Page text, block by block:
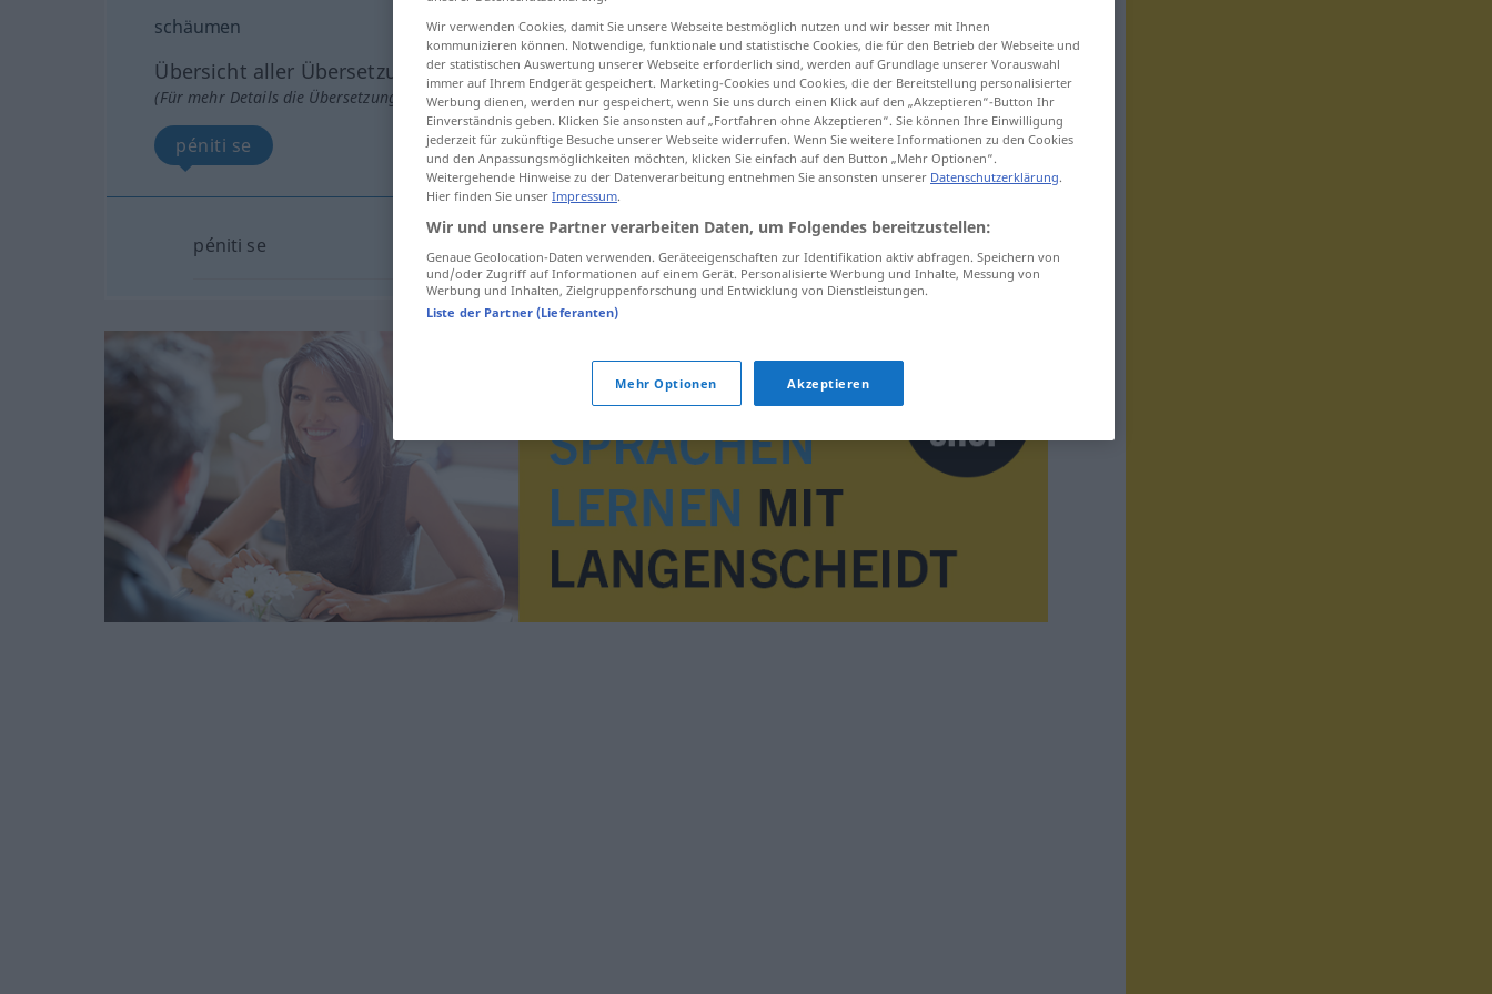
schäumen
Übersicht aller Übersetzungen
(Für mehr Details die Übersetzung anklicken/antippen)
péniti se
péniti se
Wir verwenden Cookies, damit Sie unsere Webseite bestmöglich nutzen und wir besser mit Ihnen
kommunizieren können. Notwendige, funktionale und statistische Cookies, die für den Betrieb der Webseite und
der statistischen Auswertung unserer Webseite erforderlich sind, werden auf Grundlage unserer Vorauswahl
immer auf Ihrem Endgerät gespeichert. Marketing-Cookies und Cookies, die der Bereitstellung personalisierter
Werbung dienen, werden nur gespeichert, wenn Sie uns durch einen Klick auf den „Akzeptieren“-Button Ihr
Einverständnis geben. Klicken Sie ansonsten auf „Fortfahren ohne Akzeptieren“. Sie können Ihre Einwilligung
jederzeit für zukünftige Besuche unserer Webseite widerrufen. Wenn Sie weitere Informationen zu den Cookies
und den Anpassungsmöglichkeiten möchten, klicken Sie einfach auf den Button „Mehr Optionen“.
Weitergehende Hinweise zu der Datenverarbeitung entnehmen Sie ansonsten unserer Datenschutzerklärung.
Hier finden Sie unser Impressum.
Wir und unsere Partner verarbeiten Daten, um Folgendes bereitzustellen:
Genaue Geolocation-Daten verwenden. Geräteeigenschaften zur Identifikation aktiv abfragen. Speichern von
und/oder Zugriff auf Informationen auf einem Gerät. Personalisierte Werbung und Inhalte, Messung von
Werbung und Inhalten, Zielgruppenforschung und Entwicklung von Dienstleistungen.
Liste der Partner (Lieferanten)
Mehr Optionen Akzeptieren